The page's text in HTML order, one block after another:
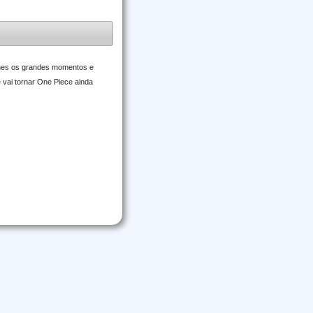
os grandes momentos e
tornar One Piece ainda